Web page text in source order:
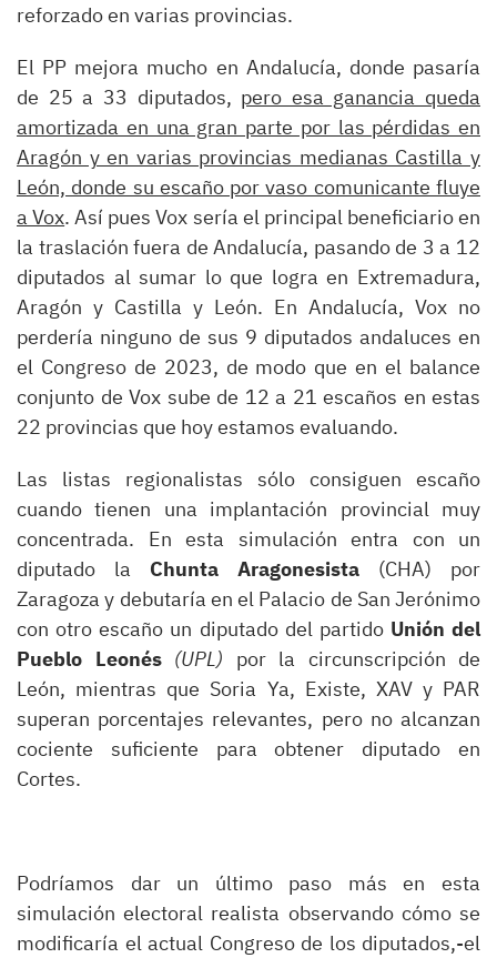
reforzado en varias provincias.
El PP mejora mucho en Andalucía, donde pasaría
de 25 a 33 diputados, pero esa ganancia queda
amortizada en una gran parte por las pérdidas en
Aragón y en varias provincias medianas Castilla y
León, donde su escaño por vaso comunicante fluye
a Vox. Así pues Vox sería el principal beneficiario en
la traslación fuera de Andalucía, pasando de 3 a 12
diputados al sumar lo que logra en Extremadura,
Aragón y Castilla y León. En Andalucía, Vox no
perdería ninguno de sus 9 diputados andaluces en
el Congreso de 2023, de modo que en el balance
conjunto de Vox sube de 12 a 21 escaños en estas
22 provincias que hoy estamos evaluando.
Las listas regionalistas sólo consiguen escaño
cuando tienen una implantación provincial muy
concentrada. En esta simulación entra con un
diputado la Chunta Aragonesista (CHA) por
Zaragoza y debutaría en el Palacio de San Jerónimo
con otro escaño un diputado del partido Unión del
Pueblo Leonés(UPL) por la circunscripción de
León, mientras que Soria Ya, Existe, XAV y PAR
superan porcentajes relevantes, pero no alcanzan
cociente suficiente para obtener diputado en
Cortes.
Podríamos dar un último paso más en esta
simulación electoral realista observando cómo se
modificaría el actual Congreso de los diputados,-el